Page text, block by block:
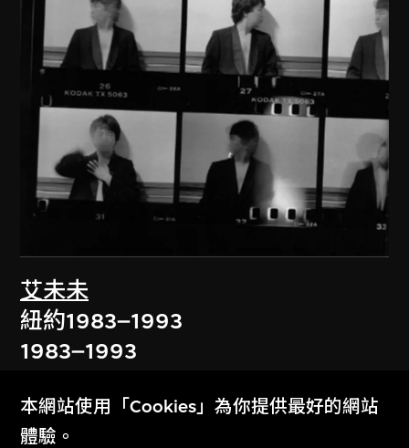
艾未未
紐約1983–1993
1983–1993
本網站使用「Cookies」為你提供最好的網站
體驗。